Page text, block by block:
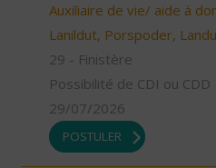
Auxiliaire de vie/ aide à
Lanildut, Porspoder,
29 - Finistère
Possibilité de CDI ou CDD
29/07/2026
POSTULER